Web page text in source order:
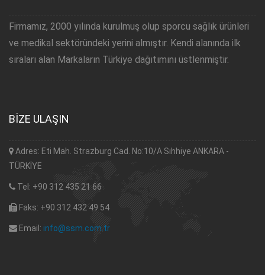
Firmamız, 2000 yılında kurulmuş olup sporcu sağlık ürünleri
ve medikal sektöründeki yerini almıştır. Kendi alanında ilk
sıraları alan Markaların Türkiye dağıtımını üstlenmiştir.
BİZE ULAŞIN
Adres: Eti Mah. Strazburg Cad. No:10/A Sıhhiye ANKARA -
TÜRKİYE
Tel: +90 312 435 21 66
Faks: +90 312 432 49 54
Email: info@ssm.com.tr